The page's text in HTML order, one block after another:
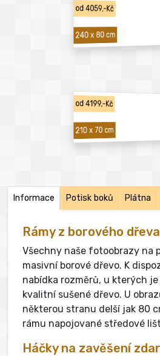
od 4059,-Kč
240 x 80 cm
od 4199,-Kč
210 x 70 cm
Informace Potisk boků Plátna
Rámy z borového dřeva
Všechny naše fotoobrazy na
masivní borové dřevo. K
nabídka rozměrů, u kterých
kvalitní sušené dřevo. U
některou stranu delší jak 80
rámu napojované středové
Háčky na zavěšení